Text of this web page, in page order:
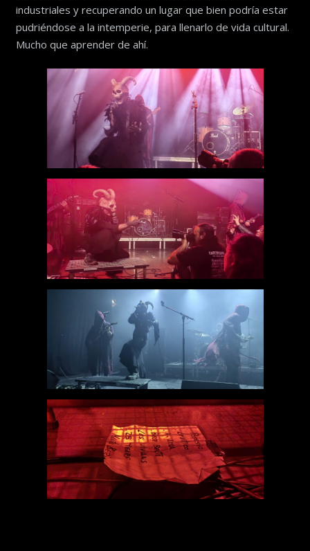
industriales y recuperando un lugar que bien podría estar
pudriéndose a la intemperie, para llenarlo de vida cultural.
Mucho que aprender de ahí.